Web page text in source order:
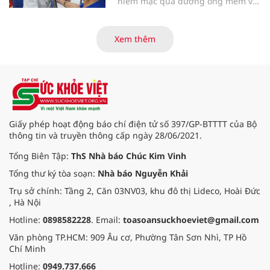
là những nội dung trọng tâm được
Xem thêm
Giấy phép hoạt động báo chí điện tử số 397/GP-BTTTT của Bộ
thông tin và truyền thông cấp ngày 28/06/2021.
Tổng Biên Tập: ThS Nhà báo Chúc Kim Vinh
Tổng thư ký tòa soạn: Nhà báo Nguyễn Khải
Trụ sở chính: Tầng 2, Căn 03NV03, khu đô thị Lideco, Hoài Đức
, Hà Nội
Hotline: 0898582228. Email: toasoansuckhoeviet@gmail.com
Văn phòng TP.HCM: 909 Âu cơ, Phường Tân Sơn Nhì, TP Hồ
Chí Minh
Hotline: 0949.737.666